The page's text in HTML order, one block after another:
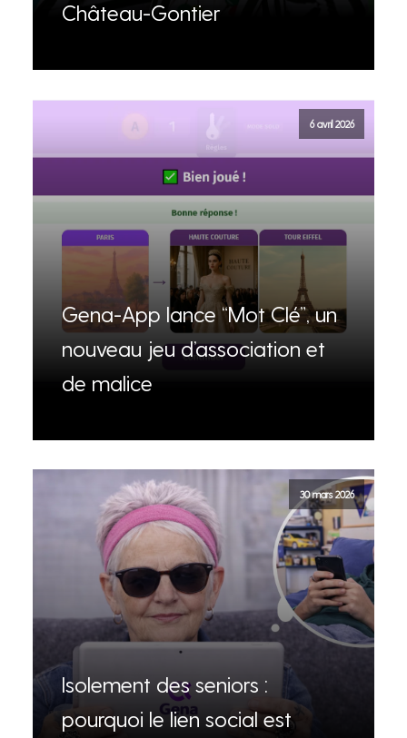
Château-Gontier
6 avril 2026
Gena-App lance “Mot Clé”, un
nouveau jeu d’association et
de malice
30 mars 2026
Isolement des seniors :
pourquoi le lien social est